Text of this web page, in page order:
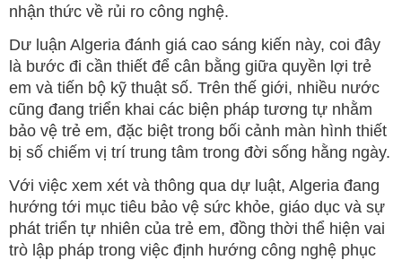
nhận thức về rủi ro công nghệ.
Dư luận Algeria đánh giá cao sáng kiến này, coi đây
là bước đi cần thiết để cân bằng giữa quyền lợi trẻ
em và tiến bộ kỹ thuật số. Trên thế giới, nhiều nước
cũng đang triển khai các biện pháp tương tự nhằm
bảo vệ trẻ em, đặc biệt trong bối cảnh màn hình thiết
bị số chiếm vị trí trung tâm trong đời sống hằng ngày.
Với việc xem xét và thông qua dự luật, Algeria đang
hướng tới mục tiêu bảo vệ sức khỏe, giáo dục và sự
phát triển tự nhiên của trẻ em, đồng thời thể hiện vai
trò lập pháp trong việc định hướng công nghệ phục